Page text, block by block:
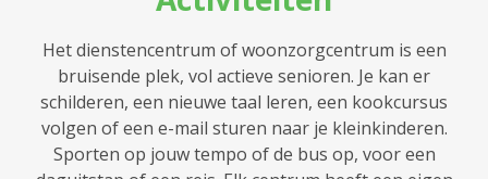
Het dienstencentrum of woonzorgcentrum is een
bruisende plek, vol actieve senioren. Je kan er
schilderen, een nieuwe taal leren, een kookcursus
volgen of een e-mail sturen naar je kleinkinderen.
Sporten op jouw tempo of de bus op, voor een